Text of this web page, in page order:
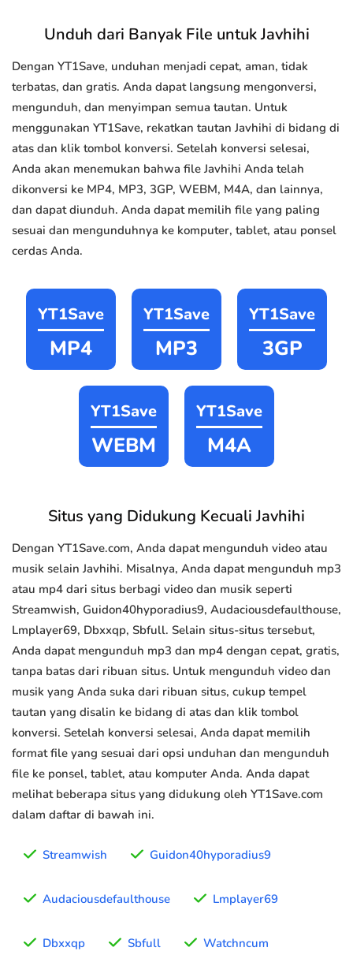
Unduh dari Banyak File untuk Javhihi
Dengan YT1Save, unduhan menjadi cepat, aman, tidak
terbatas, dan gratis. Anda dapat langsung mengonversi,
mengunduh, dan menyimpan semua tautan. Untuk
menggunakan YT1Save, rekatkan tautan Javhihi di bidang di
atas dan klik tombol konversi. Setelah konversi selesai,
Anda akan menemukan bahwa file Javhihi Anda telah
dikonversi ke MP4, MP3, 3GP, WEBM, M4A, dan lainnya,
dan dapat diunduh. Anda dapat memilih file yang paling
sesuai dan mengunduhnya ke komputer, tablet, atau ponsel
cerdas Anda.
YT1Save
MP4
YT1Save
MP3
YT1Save
3GP
YT1Save
WEBM
YT1Save
M4A
Situs yang Didukung Kecuali Javhihi
Dengan YT1Save.com, Anda dapat mengunduh video atau
musik selain Javhihi. Misalnya, Anda dapat mengunduh mp3
atau mp4 dari situs berbagi video dan musik seperti
Streamwish, Guidon40hyporadius9, Audaciousdefaulthouse,
Lmplayer69, Dbxxqp, Sbfull. Selain situs-situs tersebut,
Anda dapat mengunduh mp3 dan mp4 dengan cepat, gratis,
tanpa batas dari ribuan situs. Untuk mengunduh video dan
musik yang Anda suka dari ribuan situs, cukup tempel
tautan yang disalin ke bidang di atas dan klik tombol
konversi. Setelah konversi selesai, Anda dapat memilih
format file yang sesuai dari opsi unduhan dan mengunduh
file ke ponsel, tablet, atau komputer Anda. Anda dapat
melihat beberapa situs yang didukung oleh YT1Save.com
dalam daftar di bawah ini.
Streamwish Guidon40hyporadius9
Audaciousdefaulthouse Lmplayer69
Dbxxqp Sbfull Watchncum